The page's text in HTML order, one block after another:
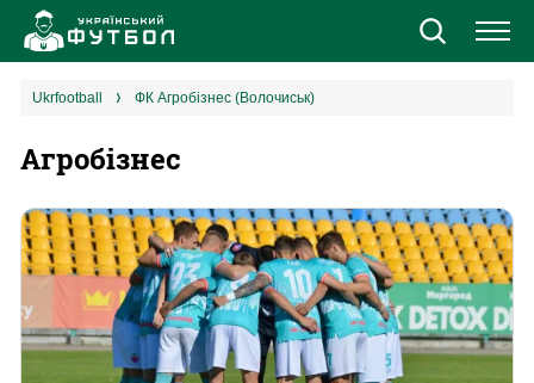
Новини
Єврокубки
УПЛ
1 ліга
ukrfootball ФК Агробізнес (Волочиськ)
Агробізнес